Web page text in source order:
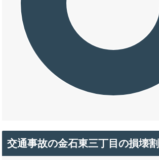
交通事故の金石東三丁目の損壊